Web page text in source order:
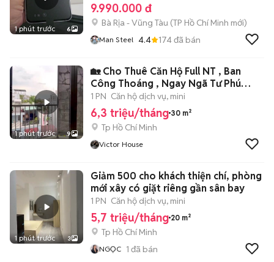
1 phút trước 6
9.990.000 đ
Bà Rịa - Vũng Tàu (TP Hồ Chí Minh mới)
Man Steel 4.4 174đã bán
1 phút trước 9
🏡 Cho Thuê Căn Hộ Full NT , Ban
Công Thoáng , Ngay Ngã Tư Phú
Nhuận 🌹
1 PN Căn hộ dịch vụ, mini
6,3 triệu/tháng 30 m²
Tp Hồ Chí Minh
Victor House
1 phút trước 3
Giảm 500 cho khách thiện chí, phòng
mới xây có giặt riêng gần sân bay
1 PN Căn hộ dịch vụ, mini
5,7 triệu/tháng 20 m²
Tp Hồ Chí Minh
NGỌC 1 đã bán